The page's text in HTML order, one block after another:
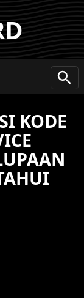
KODE